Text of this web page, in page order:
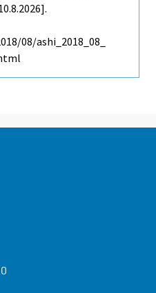
08/ashi_2018_08_